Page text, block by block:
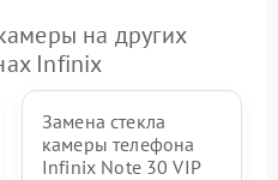
на других
Infinix
Замена стекла
камеры телефона
Infinix Note 30 VIP